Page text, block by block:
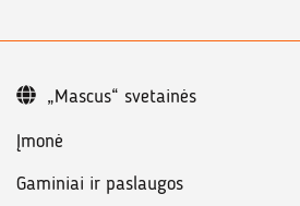
Įmonė
Gaminiai ir paslaugos
„Mascus“ svetainės